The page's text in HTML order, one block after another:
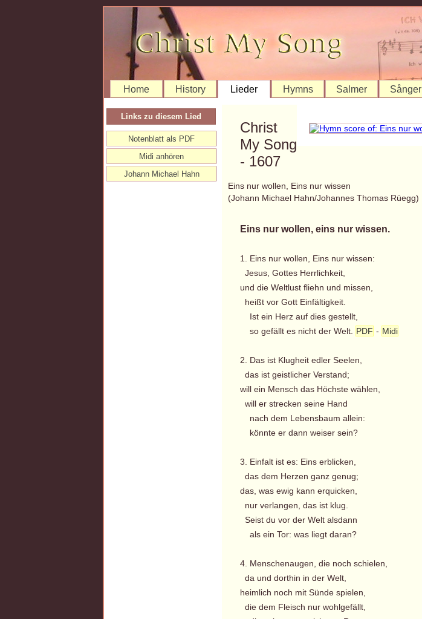
Home History Lieder Hymns Salmer Sånger
Christ
My Song
- 1607
Eins nur wollen, Eins nur wissen
(Johann Michael Hahn/Johannes Thomas Rüegg)
Eins nur wollen, eins nur wissen.
1. Eins nur wollen, Eins nur wissen:
Jesus, Gottes Herrlichkeit,
und die Weltlust fliehn und missen,
heißt vor Gott Einfältigkeit.
Ist ein Herz auf dies gestellt,
so gefällt es nicht der Welt.
PDF - Midi
2. Das ist Klugheit edler Seelen,
das ist geistlicher Verstand;
will ein Mensch das Höchste wählen,
will er strecken seine Hand
nach dem Lebensbaum allein:
könnte er dann weiser sein?
3. Einfalt ist es: Eins erblicken,
das dem Herzen ganz genug;
das, was ewig kann erquicken,
nur verlangen, das ist klug.
Seist du vor der Welt alsdann
als ein Tor: was liegt daran?
4. Menschenaugen, die noch schielen,
da und dorthin in der Welt,
heimlich noch mit Sünde spielen,
die dem Fleisch nur wohlgefällt,
Links zu diesem Lied
Notenblatt als PDF
Midi anhören
Johann Michael Hahn